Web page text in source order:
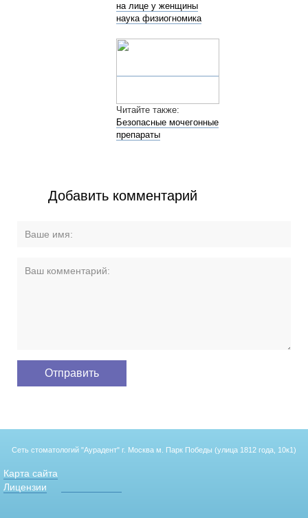
на лице у женщины
наука физиогномика
Читайте также:
Безопасные мочегонные
препараты
Добавить комментарий
Сеть стоматологий "Аурадент" г. Москва м. Парк Победы (улица 1812 года, 10к1)
Карта сайта
Лицензии